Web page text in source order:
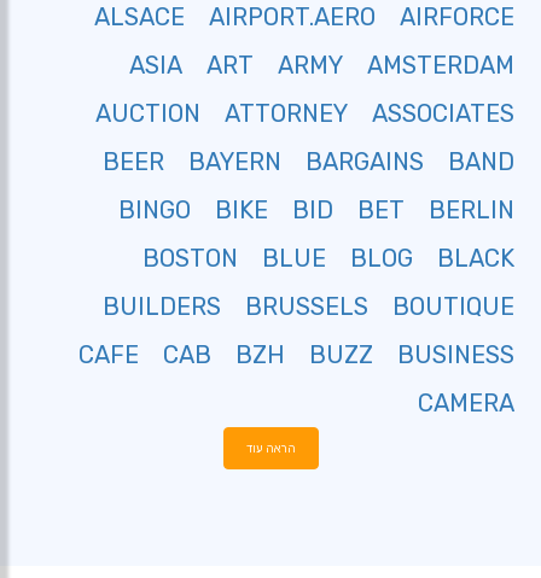
AIRFORCE
AIRPORT.AERO
ALSACE
AMSTERDAM
ARMY
ART
ASIA
ASSOCIATES
ATTORNEY
AUCTION
BAND
BARGAINS
BAYERN
BEER
BERLIN
BET
BID
BIKE
BINGO
BLACK
BLOG
BLUE
BOSTON
BOUTIQUE
BRUSSELS
BUILDERS
BUSINESS
BUZZ
BZH
CAB
CAFE
CAMERA
הראה עוד